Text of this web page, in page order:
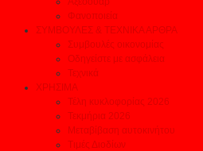
Φανοποιεία
ΣΥΜΒΟΥΛΕΣ & ΤΕΧΝΙΚΑ ΑΡΘΡΑ
Συμβουλές οικονομίας
Οδηγείστε με ασφάλεια
Τεχνικά
ΧΡΗΣΙΜΑ
Τέλη κυκλοφορίας 2026
Τεκμήρια 2026
Μεταβίβαση αυτοκινήτου
Τιμές Διοδίων